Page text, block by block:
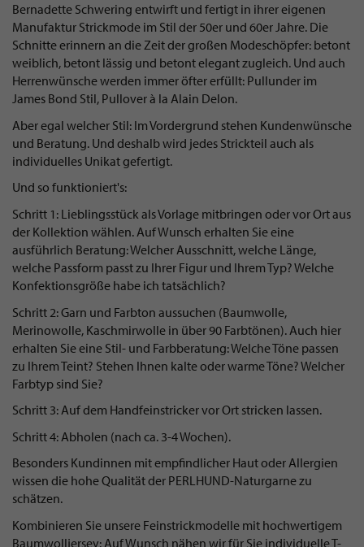
Bernadette Schwering entwirft und fertigt in ihrer eigenen
Manufaktur Strickmode im Stil der 50er und 60er Jahre. Die
Schnitte erinnern an die Zeit der großen Modeschöpfer: betont
weiblich, betont lässig und betont elegant zugleich. Und auch
Herrenwünsche werden immer öfter erfüllt: Pullunder im
James Bond Stil, Pullover à la Alain Delon.
Aber egal welcher Stil: Im Vordergrund stehen Kundenwünsche
und Beratung. Und deshalb wird jedes Strickteil auch als
individuelles Unikat gefertigt.
Und so funktioniert's:
Schritt 1: Lieblingsstück als Vorlage mitbringen oder vor Ort aus
der Kollektion wählen. Auf Wunsch erhalten Sie eine
ausführlich Beratung: Welcher Ausschnitt, welche Länge,
welche Passform passt zu Ihrer Figur und Ihrem Typ? Welche
Konfektionsgröße habe ich tatsächlich?
Schritt 2: Garn und Farbton aussuchen (Baumwolle,
Merinowolle, Kaschmirwolle in über 90 Farbtönen). Auch hier
erhalten Sie eine Stil- und Farbberatung: Welche Töne passen
zu Ihrem Teint? Stehen Ihnen kalte oder warme Töne? Welcher
Farbtyp sind Sie?
Schritt 3: Auf dem Handfeinstricker vor Ort stricken lassen.
Schritt 4: Abholen (nach ca. 3-4 Wochen).
Besonders Kundinnen mit empfindlicher Haut oder Allergien
wissen die hohe Qualität der PERLHUND-Naturgarne zu
schätzen.
Kombinieren Sie unsere Feinstrickmodelle mit hochwertigem
Baumwolljersey: Auf Wunsch nähen wir für Sie individuelle T-